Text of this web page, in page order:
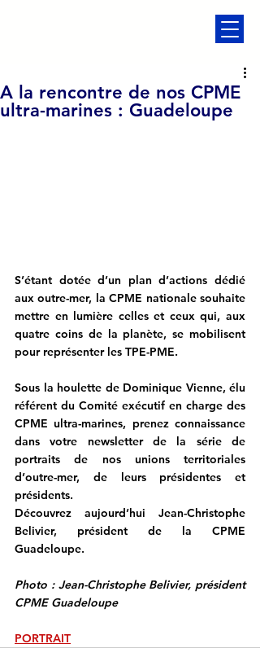
A la rencontre de nos CPME
ultra-marines : Guadeloupe
S’étant dotée d’un plan d’actions dédié
aux outre-mer, la CPME nationale souhaite
mettre en lumière celles et ceux qui, aux
quatre coins de la planète, se mobilisent
pour représenter les TPE-PME.
Sous la houlette de Dominique Vienne, élu
référent du Comité exécutif en charge des
CPME ultra-marines, prenez connaissance
dans votre newsletter de la série de
portraits de nos unions territoriales
d’outre-mer, de leurs présidentes et
présidents.
Découvrez aujourd’hui Jean-Christophe
Belivier, président de la CPME
Guadeloupe.
Photo : Jean-Christophe Belivier, président
CPME Guadeloupe
PORTRAIT